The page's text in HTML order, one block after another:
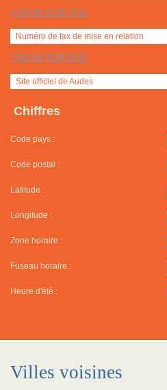
+(33) 04 70 06 70 61
Numéro de fax de mise en relation
+(33) 04 70 06 70 61
Site officiel de Audes
Chiffres
Code pays :
Code postal :
Latitude :
Longitude :
Zone horaire :
Fuseau horaire :
Heure d'été :
Villes voisines